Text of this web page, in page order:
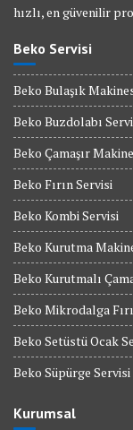
hızlı, en güvenilir
Beko Servisi
Beko Bulaşık
Beko Buzdolabı
Beko Çamaşır
Beko Fırın Servisi
Beko Kombi Servisi
Beko Kurutma
Beko Kurutmalı
Beko Mikrodalga
Beko Setüstü Ocak
Beko Süpürge Servisi
Kurumsal